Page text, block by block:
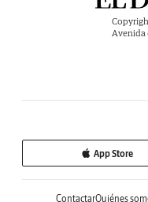
Avenida
App Store
ContactarQuiénes